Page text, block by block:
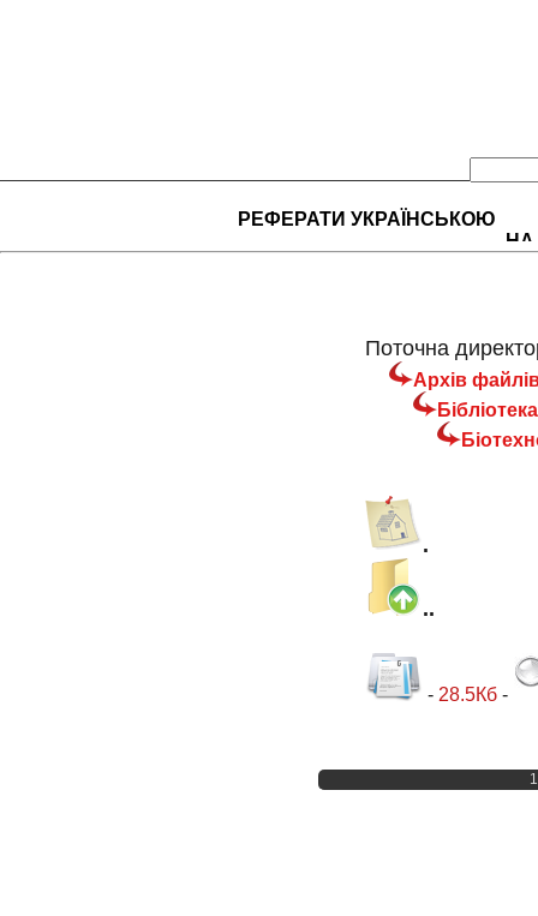
РЕФЕРАТИ УКРАЇНСЬКОЮ
НА
Поточна
Архів
Бібліотека
.
..
- 28.5Кб-